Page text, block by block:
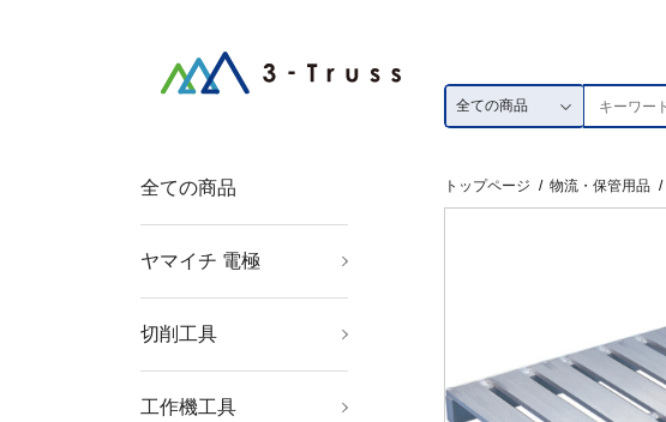
全ての商品
ヤマイチ 電極 ボルト溶接電極
ポイントホルダー
ベントプラグ
ネジチップ
ネジアダプター
ネジチップ用銅ワッシ
チップベース
セラミックガイドピン
ＫＣＦスリーブ
ストレートホルダー
上部電極
シャンク
シム板
ベーク座金
ガイドピン
キャップチップ
下部電極ホルダー
下部電極
インサート電極
真鍮ＢＳホーン
切削工具 穴あけ工具
ねじ切り工具
面取り工具
旋削・フライス加工工
工作機工具 金型用品
ツーリング・治工具
マグネット用品
トップページ / 物流・保管用品 /